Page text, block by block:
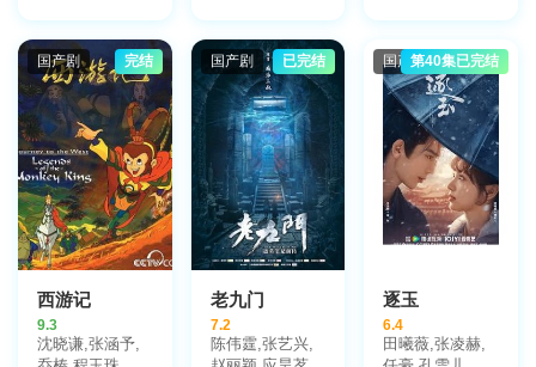
婷,张棪琰,孔维,
栾元晖,侯岩松,
魏之皓,王天泽,
郑罗茜,宋允皓,
徐才根,啜妮,任
洛敏,张兰,茹天,
闵天浩,是安,郭
彤彤,陈冠宁,杨
梅,孙语涵,徐晟,
关雪盈,毕涵文,
凌孜,陆玲,程宏,
李宏磊,黄婧,谭
凯,于明加,任东
霖,张衣,黄澜
莫愁,毛孩,鹿骐,
苇青,刘令姿,康
可人,陈东阳,黄
博远,斓曦,张弓,
金俊秀,陈欣予
王春宇,关亚军,
杨舒,吴岳阳,张
进,陈方舟,陈启
杰,周德华,赵长
洲,赵荀,费鲤齐,
夏侯镔,徐洪浩,
傅程鹏,谢心
国产剧 完结
西游记
9.3
沈晓谦,张涵予,
国产剧 已完结
老九门
7.2
陈伟霆,张艺兴,
国产剧第40集已完结
逐玉
6.4
田曦薇,张凌赫,